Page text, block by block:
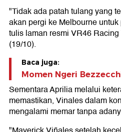
"Tidak ada patah tulang yang
akan pergi ke Melbourne
tulis laman resmi VR46
(19/10).
Baca juga:
Momen Ngeri
Sementara Aprilia melalui
memastikan, Vinales dalam
mengalami memar tanpa